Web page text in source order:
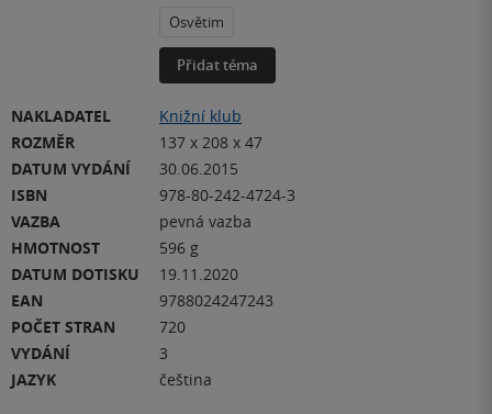
Osvětim
Přidat téma
NAKLADATEL
Knižní klub
ROZMĚR
137 x 208 x 47
DATUM VYDÁNÍ
30.06.2015
ISBN
978-80-242-4724-3
VAZBA
pevná vazba
HMOTNOST
596 g
DATUM DOTISKU
19.11.2020
EAN
9788024247243
POČET STRAN
720
VYDÁNÍ
3
JAZYK
čeština